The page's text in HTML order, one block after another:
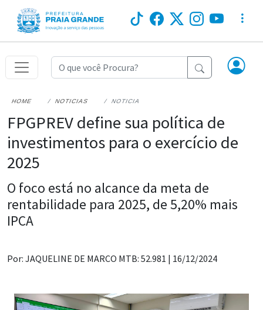
HOME NOTICIAS NOTICIA
FPGPREV define sua política de
investimentos para o exercício de
2025
O foco está no alcance da meta de
rentabilidade para 2025, de 5,20% mais
IPCA
Por: JAQUELINE DE MARCO MTB: 52.981 | 16/12/2024